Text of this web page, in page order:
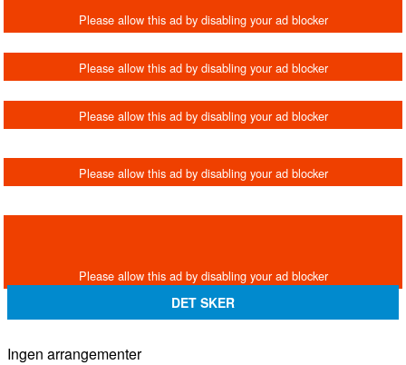
DET SKER
Ingen arrangementer